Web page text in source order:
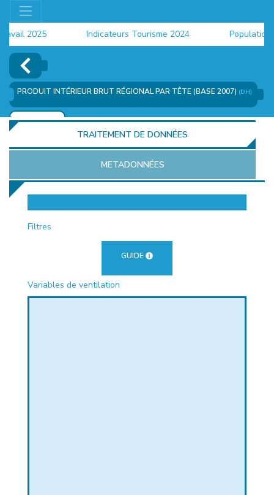
2025 Indicateurs Tourisme 2024 Population
PRODUIT INTÉRIEUR BRUT RÉGIONAL PAR TÊTE (BASE 2007) (DH)
AJOUTER
TRAITEMENT DE DONNÉES
METADONNÉES
Filtres
GUIDE
Variables de ventilation